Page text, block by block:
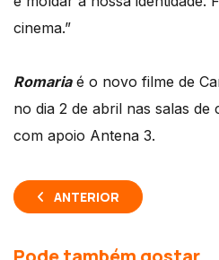
cinema.”
Romariaé o novo filme de
no dia 2 de abril nas salas de
com apoio Antena 3.
ANTERIOR